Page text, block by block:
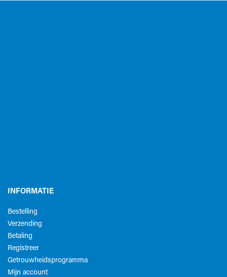
INFORMATIE
Bestelling
Verzending
Betaling
Registreer
Getrouwheidsprogramma
Mijn account